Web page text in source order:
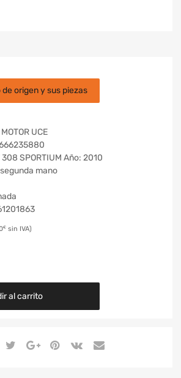
origen y sus piezas
UCE
308 SPORTIUM Año: 2010
mano
€
al carrito